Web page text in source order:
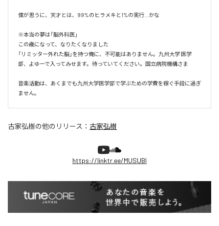
僕が思うに、天才とは、99%のヒラメキと1%の実行…かな
※本当の夢は「脳外科医」
この歳になって、なりたくなりました
「リミッター外れた脳」を持つ俺に、不可能はありません。九州大学 医学
部、よゆーで入ってみせます。待っていてください。国立病院機構さま
音楽活動は、あくまでも九州大学医学部で学ぶための学費を稼ぐ手段に過ぎ
ません。
古家弘樹の他のリリース： 古家弘樹
https://linktr.ee/MUSUBI